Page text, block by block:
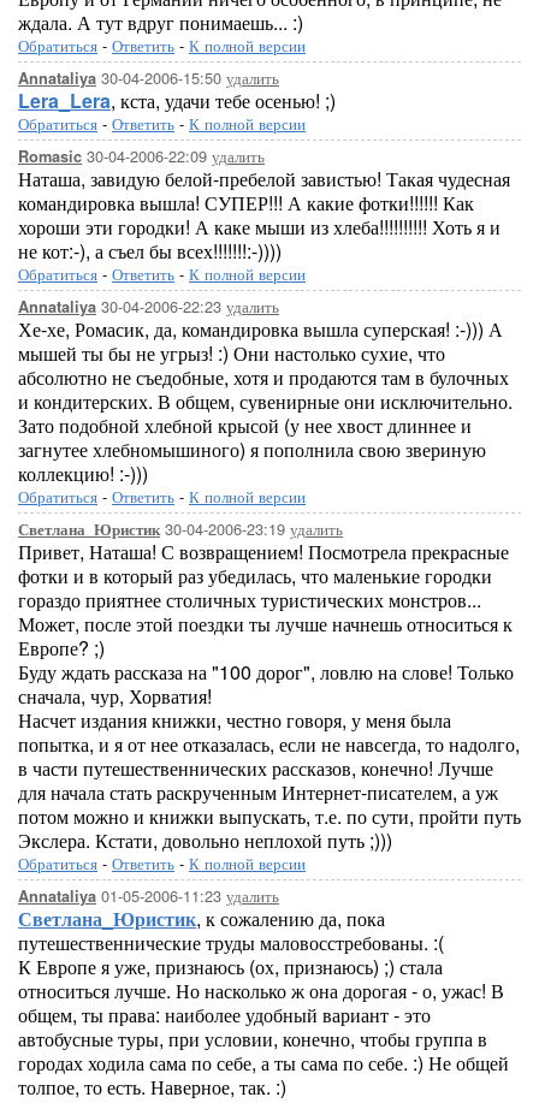
ждала. А тут вдруг понимаешь... :)
Обратиться - Ответить - К полной версии
Annataliya 30-04-2006-15:50 удалить
Lera_Lera, кста, удачи тебе осенью! ;)
Обратиться - Ответить - К полной версии
Romasic 30-04-2006-22:09 удалить
Наташа, завидую белой-пребелой завистью! Такая чудесная
командировка вышла! СУПЕР!!! А какие фотки!!!!!! Как
хороши эти городки! А каке мыши из хлеба!!!!!!!!!! Хоть я и
не кот:-), а съел бы всех!!!!!!!:-))))
Обратиться - Ответить - К полной версии
Annataliya 30-04-2006-22:23 удалить
Хе-хе, Ромасик, да, командировка вышла суперская! :-))) А
мышей ты бы не угрыз! :) Они настолько сухие, что
абсолютно не съедобные, хотя и продаются там в булочных
и кондитерских. В общем, сувенирные они исключительно.
Зато подобной хлебной крысой (у нее хвост длиннее и
загнутее хлебномышиного) я пополнила свою звериную
коллекцию! :-)))
Обратиться - Ответить - К полной версии
Светлана_Юристик30-04-2006-23:19 удалить
Привет, Наташа! С возвращением! Посмотрела прекрасные
фотки и в который раз убедилась, что маленькие городки
гораздо приятнее столичных туристических монстров...
Может, после этой поездки ты лучше начнешь относиться к
Европе? ;)
Буду ждать рассказа на "100 дорог", ловлю на слове! Только
сначала, чур, Хорватия!
Насчет издания книжки, честно говоря, у меня была
попытка, и я от нее отказалась, если не навсегда, то надолго,
в части путешественнических рассказов, конечно! Лучше
для начала стать раскрученным Интернет-писателем, а уж
потом можно и книжки выпускать, т.е. по сути, пройти путь
Экслера. Кстати, довольно неплохой путь ;)))
Обратиться - Ответить - К полной версии
Annataliya 01-05-2006-11:23 удалить
Светлана_Юристик, к сожалению да, пока
путешественнические труды маловосстребованы. :(
К Европе я уже, признаюсь (ох, признаюсь) ;) стала
относиться лучше. Но насколько ж она дорогая - о, ужас! В
общем, ты права: наиболее удобный вариант - это
автобусные туры, при условии, конечно, чтобы группа в
городах ходила сама по себе, а ты сама по себе. :) Не общей
толпое, то есть. Наверное, так. :)